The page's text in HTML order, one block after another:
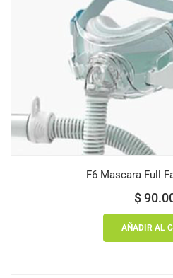
F6 Mascara Full
$
AÑADIR AL